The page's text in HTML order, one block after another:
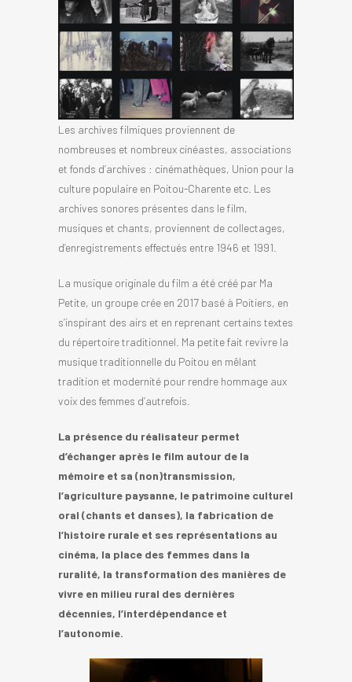
Les archives filmiques proviennent de
nombreuses et nombreux cinéastes, associations
et fonds d’archives : cinémathèques, Union pour la
culture populaire en Poitou-Charente etc. Les
archives sonores présentes dans le film,
musiques et chants, proviennent de collectages,
d’enregistrements effectués entre 1946 et 1991.
La musique originale du film a été créé par Ma
Petite, un groupe crée en 2017 basé à Poitiers, en
s’inspirant des airs et en reprenant certains textes
du répertoire traditionnel. Ma petite fait revivre la
musique traditionnelle du Poitou en mêlant
tradition et modernité pour rendre hommage aux
voix des femmes d’autrefois.
La présence du réalisateur permet
d’échanger après le film autour de la
mémoire et sa (non)transmission,
l’agriculture paysanne, le patrimoine culturel
oral (chants et danses), la fabrication de
l’histoire rurale et ses représentations au
cinéma, la place des femmes dans la
ruralité, la transformation des manières de
vivre en milieu rural des dernières
décennies, l’interdépendance et
l’autonomie.